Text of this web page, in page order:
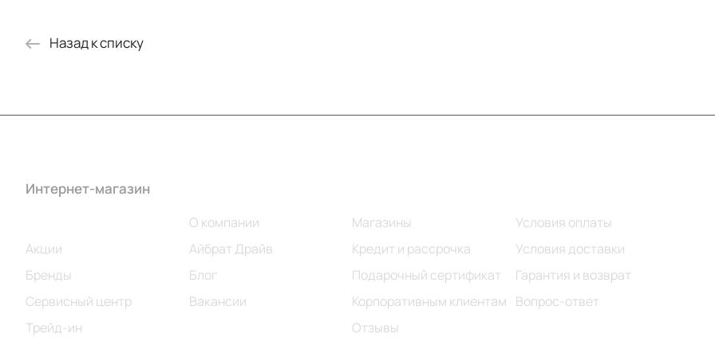
Назад к списку
Интернет-магазин
Акции
Бренды
Сервисный центр
Трейд-ин
О компании
Айбрат Драйв
Блог
Вакансии
Магазины
Кредит и рассрочка
Подарочный сертификат
Корпоративным клиентам
Отзывы
Условия оплаты
Условия доставки
Гарантия и возврат
Вопрос-ответ